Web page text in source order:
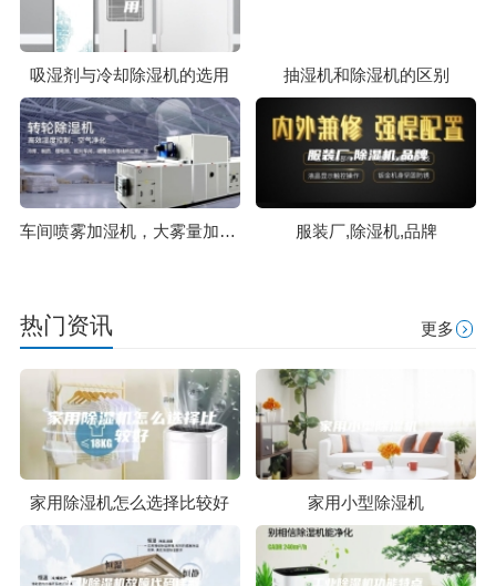
吸湿剂与冷却除湿机的选用 抽湿机和除湿机的区别
车间喷雾加湿机，大雾量加湿见效快 服装厂,除湿机,品牌
热门资讯 更多
家用除湿机怎么选择比较好 家用小型除湿机